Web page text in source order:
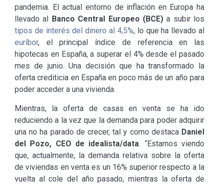
pandemia. El actual entorno de inflación en Europa ha
llevado al
Banco Central Europeo (BCE)a subir los
tipos de interés del dinero al 4,5%, lo que ha llevado al
euríbor, el principal índice de referencia en las
hipotecas en España, a superar el 4% desde el pasado
mes de junio. Una decisión que ha transformado la
oferta crediticia en España en poco más de un año para
poder acceder a una vivienda.
Mientras, la oferta de casas en venta se ha ido
reduciendo a la vez que la demanda para poder adquirir
una no ha parado de crecer, tal y como destaca Daniel
del Pozo, CEO de idealista/data. “Estamos viendo
que, actualmente, la demanda relativa sobre la oferta
de viviendas en venta es un 16% superior respecto a la
vuelta al cole del año pasado, mientras la oferta de